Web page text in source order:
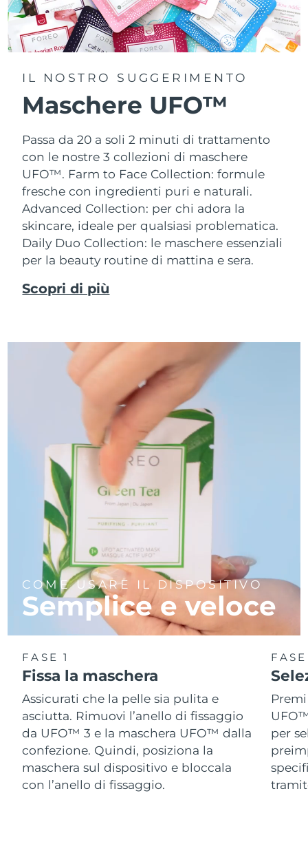
IL NOSTRO SUGGERIMENTO
Maschere UFO™
Passa da 20 a soli 2 minuti di trattamento
con le nostre 3 collezioni di maschere
UFO™. Farm to Face Collection: formule
fresche con ingredienti puri e naturali.
Advanced Collection: per chi adora la
skincare, ideale per qualsiasi problematica.
Daily Duo Collection: le maschere essenziali
per la beauty routine di mattina e sera.
Scopri di più
COME USARE IL DISPOSITIVO
Semplice e veloce
FASE 1
Fissa la maschera
Assicurati che la pelle sia pulita e
asciutta. Rimuovi l’anello di fissaggio
da UFO™ 3 e la maschera UFO™ dalla
confezione. Quindi, posiziona la
maschera sul dispositivo e bloccala
con l’anello di fissaggio.
per